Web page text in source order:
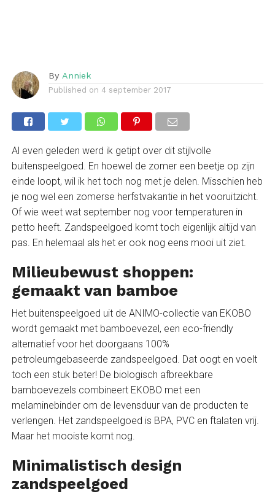
By Anniek
Published on 4 september 2017
Al even geleden werd ik getipt over dit stijlvolle
buitenspeelgoed. En hoewel de zomer een beetje op zijn
einde loopt, wil ik het toch nog met je delen. Misschien heb
je nog wel een zomerse herfstvakantie in het vooruitzicht.
Of wie weet wat september nog voor temperaturen in
petto heeft. Zandspeelgoed komt toch eigenlijk altijd van
pas. En helemaal als het er ook nog eens mooi uit ziet.
Milieubewust shoppen:
gemaakt van bamboe
Het buitenspeelgoed uit de ANIMO-collectie van EKOBO
wordt gemaakt met bamboevezel, een eco-friendly
alternatief voor het doorgaans 100%
petroleumgebaseerde zandspeelgoed. Dat oogt en voelt
toch een stuk beter! De biologisch afbreekbare
bamboevezels combineert EKOBO met een
melaminebinder om de levensduur van de producten te
verlengen. Het zandspeelgoed is BPA, PVC en ftalaten vrij.
Maar het mooiste komt nog.
Minimalistisch design
zandspeelgoed